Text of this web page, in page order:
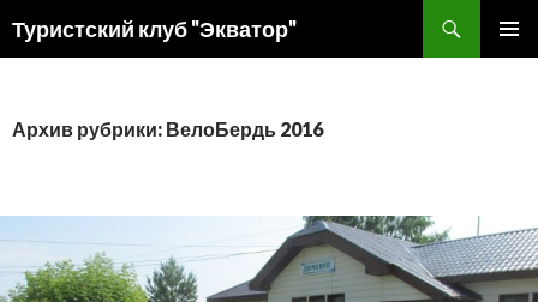
Туристский клуб "Экватор"
Архив рубрики: ВелоБердь 2016